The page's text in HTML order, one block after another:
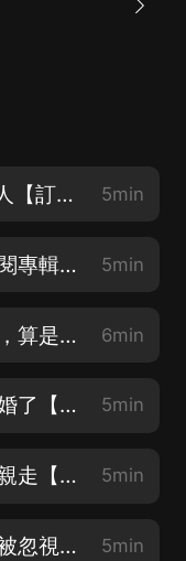
狼性總裁别這樣01 可憐的女人【訂閱專輯，投喂月票，五星好評】 5min
狼性總裁别這樣02 流產【訂閱專輯，投喂月票，麼麼噠】 5min
狼性總裁别這樣03 辭退傭人，算是借口嗎【訂閱專輯，投喂月票】 6min
狼性總裁别這樣04 總裁要結婚了【訂閱專輯，投喂月票】 5min
狼性總裁别這樣05 不能跟母親走【憶夢的辛酸，哪怕是面對母親，也無法】 5min
狼性總裁别這樣06 參加宴會被忽視【霸總到底在孽什麼，評論區說說你的看法】 5min